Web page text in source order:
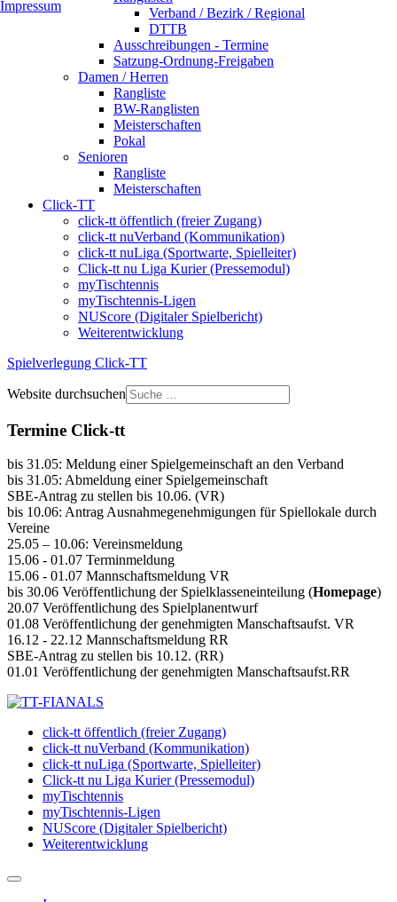
Verband / Bezirk / Regional
DTTB
Ausschreibungen - Termine
Satzung-Ordnung-Freigaben
Damen / Herren
Rangliste
BW-Ranglisten
Meisterschaften
Pokal
Senioren
Rangliste
Meisterschaften
Click-TT
click-tt öffentlich (freier Zugang)
click-tt nuVerband (Kommunikation)
click-tt nuLiga (Sportwarte, Spielleiter)
Click-tt nu Liga Kurier (Pressemodul)
myTischtennis
myTischtennis-Ligen
NUScore (Digitaler Spielbericht)
Weiterentwicklung
Spielverlegung Click-TT
Website durchsuchen
Termine Click-tt
bis 31.05: Meldung einer Spielgemeinschaft an den Verband
bis 31.05: Abmeldung einer Spielgemeinschaft
SBE-Antrag zu stellen bis 10.06. (VR)
bis 10.06: Antrag Ausnahmegenehmigungen für Spiellokale durch
Vereine
25.05 – 10.06: Vereinsmeldung
15.06 - 01.07 Terminmeldung
15.06 - 01.07 Mannschaftsmeldung VR
bis 30.06 Veröffentlichung der Spielklasseneinteilung (Homepage)
20.07 Veröffentlichung des Spielplanentwurf
01.08 Veröffentlichung der genehmigten Manschaftsaufst. VR
16.12 - 22.12 Mannschaftsmeldung RR
SBE-Antrag zu stellen bis 10.12. (RR)
01.01 Veröffentlichung der genehmigten Manschaftsaufst.RR
click-tt öffentlich (freier Zugang)
click-tt nuVerband (Kommunikation)
click-tt nuLiga (Sportwarte, Spielleiter)
Click-tt nu Liga Kurier (Pressemodul)
myTischtennis
myTischtennis-Ligen
NUScore (Digitaler Spielbericht)
Weiterentwicklung
Impressum